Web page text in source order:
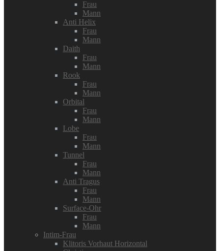
Frau
Mann
Anti Helix
Frau
Mann
Daith
Frau
Mann
Rook
Frau
Mann
Orbital
Frau
Mann
Lobe
Frau
Mann
Tunnel
Frau
Mann
Anti Tragus
Frau
Mann
Surface-Ohr
Frau
Mann
Intim-Frau
Klitoris Vorhaut Horizontal